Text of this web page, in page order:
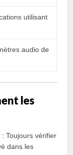
utilisant
audio de
les
: Toujours vérifier
dans les